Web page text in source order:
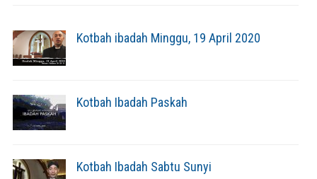
Kotbah ibadah Minggu, 19 April 2020
Kotbah Ibadah Paskah
Kotbah Ibadah Sabtu Sunyi